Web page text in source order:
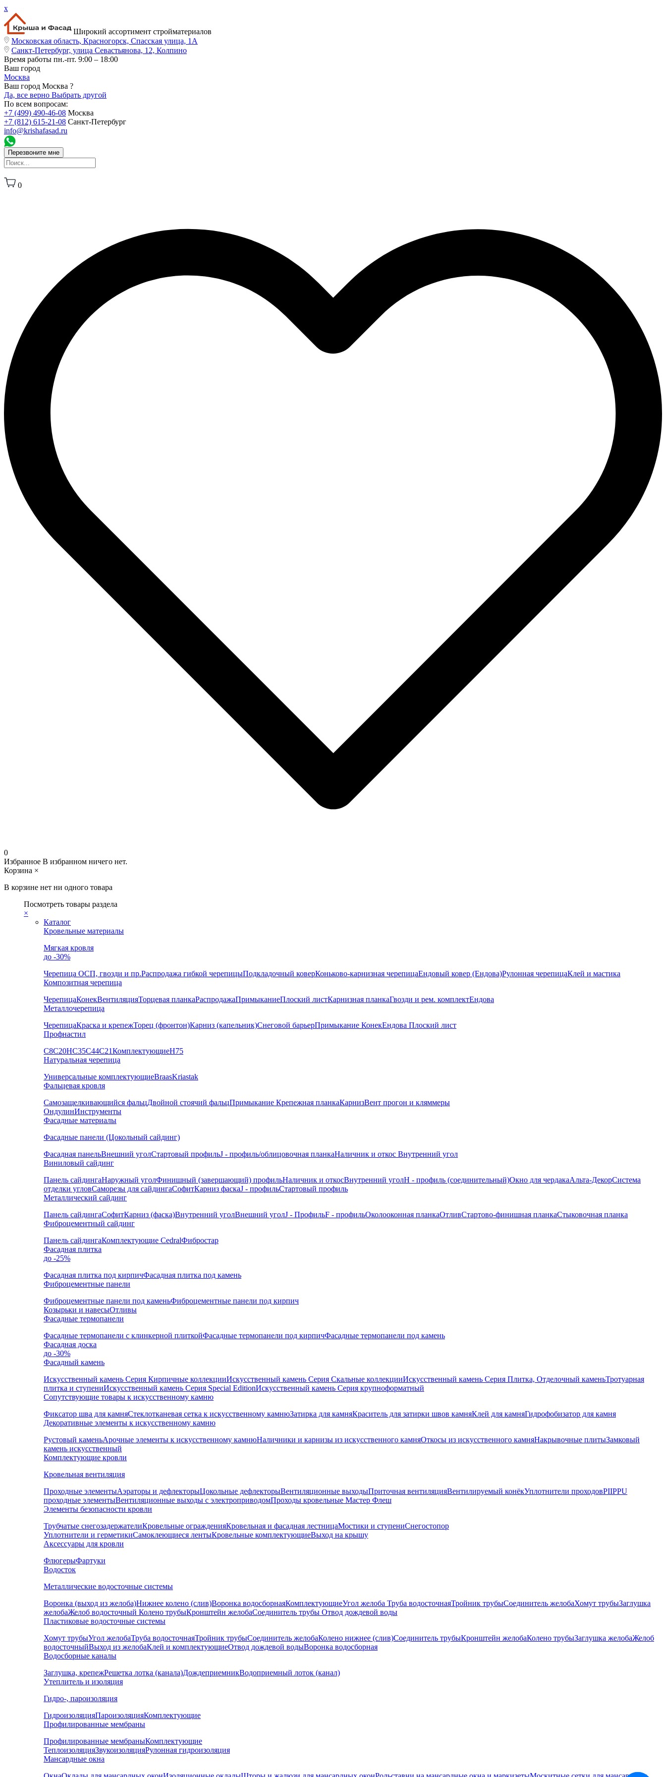
x
Широкий ассортимент стройматериалов
Московская область, Красногорск, Спасская улица, 1А
Санкт-Петербург, улица Севастьянова, 12, Колпино
Время работы пн.-пт. 9:00 – 18:00
Ваш город
Москва
Ваш город Москва ?
Да, все верно Выбрать другой
По всем вопросам:
+7 (499) 490-46-08 Москва
+7 (812) 615-21-08 Санкт-Петербург
info@krishafasad.ru
Перезвоните мне
0
0
Избранное В избранном ничего нет.
Корзина ×
В корзине нет ни одного товара
Посмотреть товары раздела
×
Каталог
Кровельные материалы
Мягкая кровля
до -30%
Черепица ОСП, гвозди и пр.Распродажа гибкой черепицыПодкладочный коверКоньково-карнизная черепицаЕндовый ковер (Ендова)Рулонная черепицаКлей и мастика
Композитная черепица
ЧерепицаКонекВентиляцияТорцевая планкаРаспродажаПримыканиеПлоский листКарнизная планкаГвозди и рем. комплектЕндова
Металлочерепица
ЧерепицаКраска и крепежТорец (фронтон)Карниз (капельник)Снеговой барьерПримыкание КонекЕндова Плоский лист
Профнастил
С8С20НС35С44С21КомплектующиеН75
Натуральная черепица
Универсальные комплектующиеBraasKriastak
Фальцевая кровля
Самозащелкивающийся фальцДвойной стоячий фальцПримыкание Крепежная планкаКарнизВент прогон и кляммеры
ОндулинИнструменты
Фасадные материалы
Фасадные панели (Цокольный сайдинг)
Фасадная панельВнешний уголСтартовый профильJ - профиль/облицовочная планкаНаличник и откос Внутренний угол
Виниловый сайдинг
Панель сайдингаНаружный уголФинишный (завершающий) профильНаличник и откосВнутренний уголH - профиль (соединительный)Окно для чердакаАльта-ДекорСистема
отделки угловСаморезы для сайдингаСофитКарниз фаскаJ - профильСтартовый профиль
Металлический сайдинг
Панель сайдингаСофитКарниз (фаска)Внутренний уголВнешний уголJ - ПрофильF - профильОколооконная планкаОтливСтартово-финишная планкаСтыковочная планка
Фиброцементный сайдинг
Панель сайдингаКомплектующие CedralФибростар
Фасадная плитка
до -25%
Фасадная плитка под кирпичФасадная плитка под камень
Фиброцементные панели
Фиброцементные панели под каменьФиброцементные панели под кирпич
Козырьки и навесыОтливы
Фасадные термопанели
Фасадные термопанели с клинкерной плиткойФасадные термопанели под кирпичФасадные термопанели под камень
Фасадная доска
до -30%
Фасадный камень
Искусственный камень Серия Кирпичные коллекцииИскусственный камень Серия Скальные коллекцииИскусственный камень Серия Плитка, Отделочный каменьТротуарная
плитка и ступениИскусственный камень Серия Special EditionИскусственный камень Серия крупноформатный
Сопутствующие товары к искусственному камню
Фиксатор шва для камняСтеклотканевая сетка к искусственному камнюЗатирка для камняКраситель для затирки швов камняКлей для камняГидрофобизатор для камня
Декоративные элементы к искусственному камню
Рустовый каменьАрочные элементы к искусственному камнюНаличники и карнизы из искусственного камняОткосы из искусственного камняНакрывочные плитыЗамковый
камень искусственный
Комплектующие кровли
Кровельная вентиляция
Проходные элементыАэраторы и дефлекторыЦокольные дефлекторыВентиляционные выходыПриточная вентиляцияВентилируемый конёкУплотнители проходовPIIPPU
проходные элементыВентиляционные выходы с электроприводомПроходы кровельные Мастер Флеш
Элементы безопасности кровли
Трубчатые снегозадержателиКровельные огражденияКровельная и фасадная лестницаМостики и ступениСнегостопор
Уплотнители и герметикиСамоклеющиеся лентыКровельные комплектующиеВыход на крышу
Аксессуары для кровли
ФлюгерыФартуки
Водосток
Металлические водосточные системы
Воронка (выход из желоба)Нижнее колено (слив)Воронка водосборнаяКомплектующиеУгол желоба Труба водосточнаяТройник трубыСоединитель желобаХомут трубыЗаглушка
желобаЖелоб водосточный Колено трубыКронштейн желобаСоединитель трубы Отвод дождевой воды
Пластиковые водосточные системы
Хомут трубыУгол желобаТруба водосточнаяТройник трубыСоединитель желобаКолено нижнее (слив)Соединитель трубыКронштейн желобаКолено трубыЗаглушка желобаЖелоб
водосточныйВыход из желобаКлей и комплектующиеОтвод дождевой водыВоронка водосборная
Водосборные каналы
Заглушка, крепежРешетка лотка (канала)ДождеприемникВодоприемный лоток (канал)
Утеплитель и изоляция
Гидро-, пароизоляция
ГидроизоляцияПароизоляцияКомплектующие
Профилированные мембраны
Профилированные мембраныКомплектующие
ТеплоизоляцияЗвукоизоляцияРулонная гидроизоляция
Мансардные окна